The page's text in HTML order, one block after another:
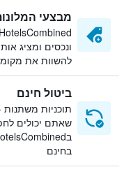
מבצעי
ונכסים ומציג
להשוות את
ביטול חינם
תוכניות משתנות
שאתם יכולים
בחינם